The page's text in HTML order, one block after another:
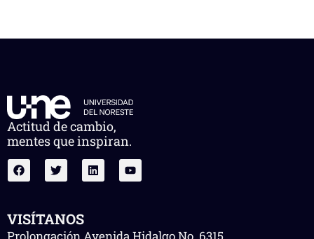
Actitud de cambio,
mentes que inspiran.
VISÍTANOS